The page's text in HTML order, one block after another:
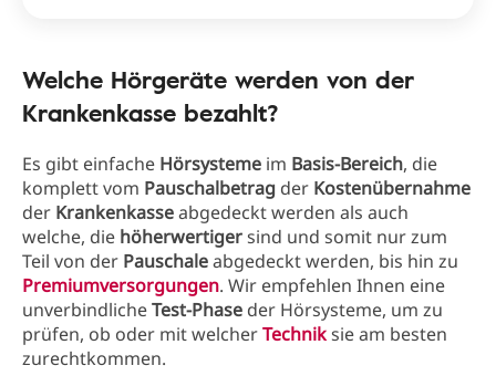
Welche Hörgeräte werden von der
Krankenkasse bezahlt?
Es gibt einfache Hörsysteme im Basis-Bereich, die
komplett vom Pauschalbetrag der Kostenübernahme
der Krankenkasseabgedeckt werden als auch
welche, die höherwertigersind und somit nur zum
Teil von der Pauschaleabgedeckt werden, bis hin zu
Premiumversorgungen. Wir empfehlen Ihnen eine
unverbindlicheTest-Phase der Hörsysteme, um zu
prüfen, ob oder mit welcherTechniksie am besten
zurechtkommen.